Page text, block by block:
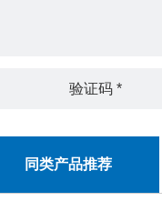
同类产品推荐